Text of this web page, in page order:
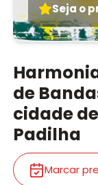
Seja o
de
cidade
Padilha
Marcar